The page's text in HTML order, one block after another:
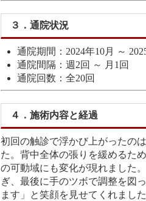
３．通院状況
通院期間：2024年10月 ～
通院間隔：週2回 ～ 月1回
通院回数：全20回
４．施術内容と経過
初回の触診で浮かび上がったの
た。背中全体の張りを緩めるた
の可動域にも変化が現れました
ぎ、最後に手のツボで調整を図
ます」と笑顔を見せてくれました